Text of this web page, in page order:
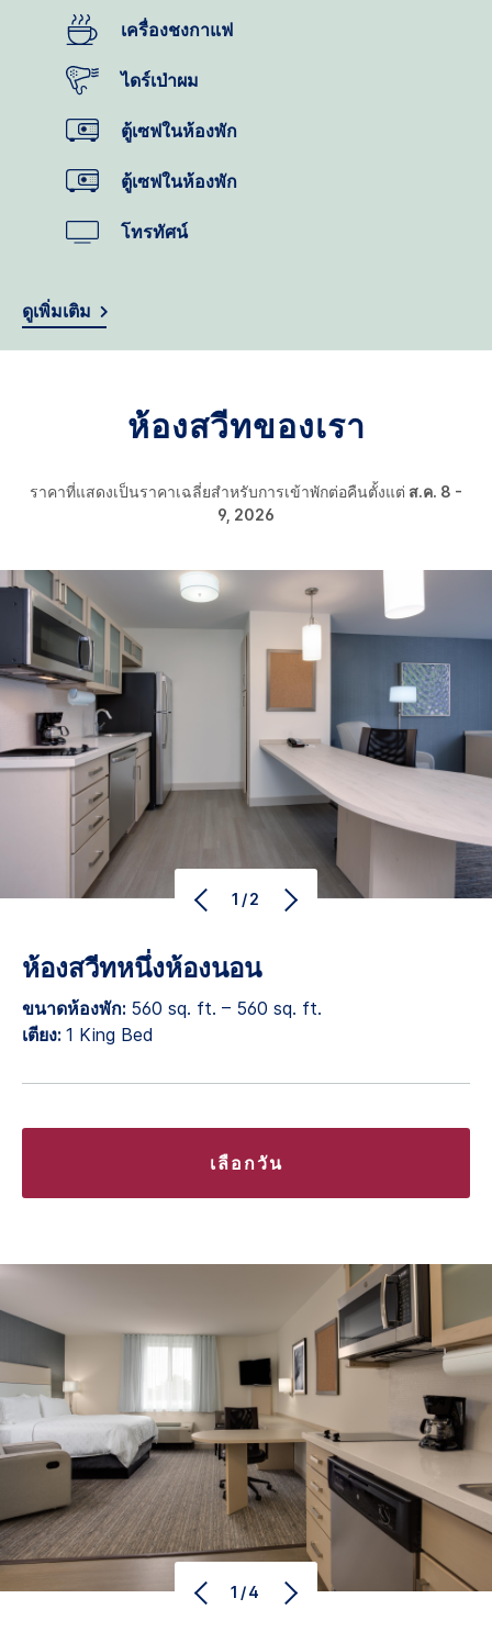
เครื่องชงกาแฟ
ไดร์เป่าผม
ตู้เซฟในห้องพัก
ตู้เซฟในห้องพัก
โทรทัศน์
ดูเพิ่มเติม
ห้องสวีทของเรา
ราคาที่แสดงเป็นราคาเฉลี่ยสำหรับการเข้าพักต่อคืนตั้งแต่ ส.ค. 8 -
9, 2026
1/2
ห้องสวีทหนึ่งห้องนอน
ขนาดห้องพัก: 560 sq. ft. – 560 sq. ft.
เตียง: 1 King Bed
เลือกวัน
1/4